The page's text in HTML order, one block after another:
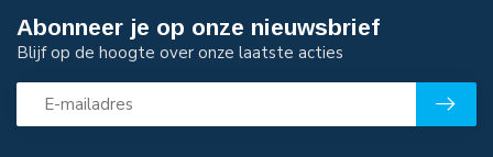
Abonneer je op onze nieuwsbrief
Blijf op de hoogte over onze laatste acties